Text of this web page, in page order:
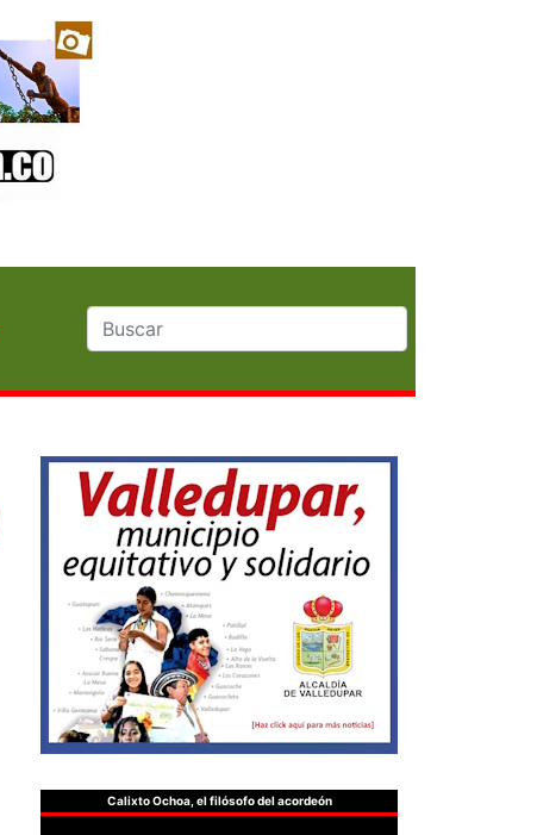
Calixto Ochoa, el filósofo del acordeón